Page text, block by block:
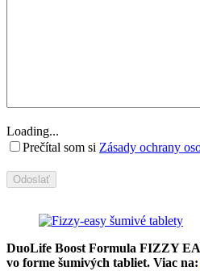
Loading...
Prečítal som si Zásady ochrany
DuoLife Boost Formula FIZZY
vo forme šumivých tabliet. Viac na: